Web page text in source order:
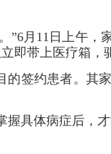
月11日上午，
即带上医疗箱，
约患者。其
体病症后，才